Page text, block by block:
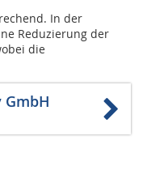
In der
Reduzierung der
die
GmbH